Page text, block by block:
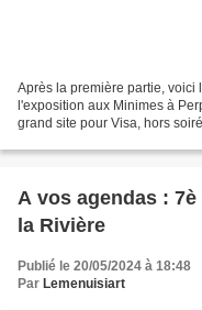
Après la première partie, voici
l'exposition aux Minimes à
grand site pour Visa, hors
A vos agendas :
la Rivière
Publié le 20/05/2024 à 18:48
Par Lemenuisiart